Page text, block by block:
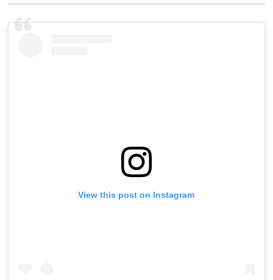
View this post on Instagram